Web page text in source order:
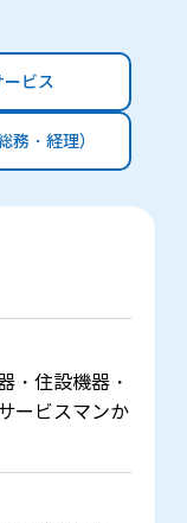
ービス
務・経理）
・住設機器・
ービスマンか